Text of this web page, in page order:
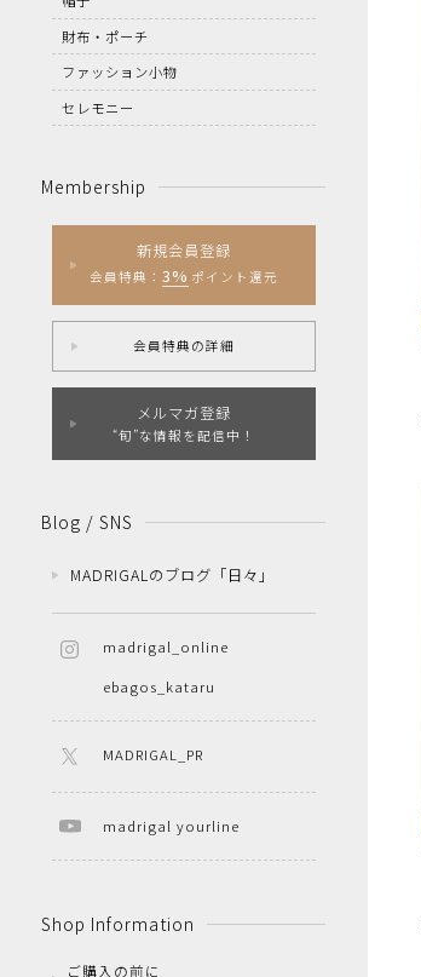
財布・ポーチ
ファッション小物
セレモニー
Membership
新規会員登録
会員特典： 3% ポイント還元
会員特典の詳細
メルマガ登録
“旬”な情報を配信中！
Blog / SNS
MADRIGALのブログ「日々」
madrigal_online
ebagos_kataru
MADRIGAL_PR
madrigal yourline
Shop Information
ご購入の前に